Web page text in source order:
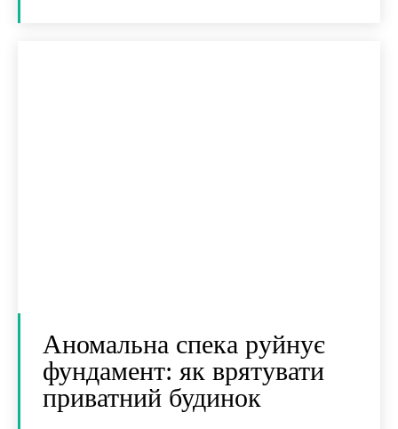
Аномальна спека руйнує
фундамент: як врятувати
приватний будинок